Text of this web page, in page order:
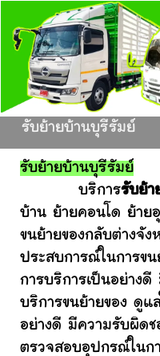
รับย้ายบ้านบุรีรัมย์
รับย้ายบ้านบุรีรัมย์
บริการรับย้า
บ้าน ย้ายคอนโด ย้าย
ขนย้ายของกลับต่างจั
ประสบการณ์ในการขน
การบริการเป็นอย่างดี
บริการขนย้ายของ ดูแ
อย่างดี มีความรับผิด
ตรวจสอบอุปกรณ์ในก